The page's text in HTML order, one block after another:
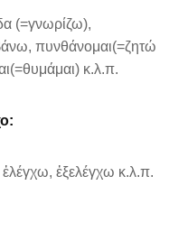
(=γνωρίζω),
πυνθάνομαι(=ζητώ
κ.λ.π.
ἐξελέγχω κ.λ.π.